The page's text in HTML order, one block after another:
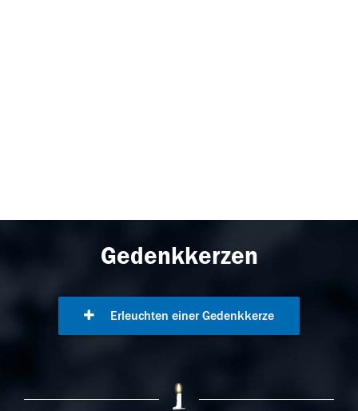
Gedenkkerzen
Erleuchten einer Gedenkkerze